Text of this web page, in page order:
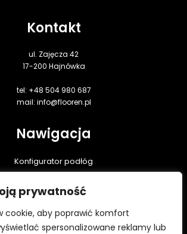
prywatność
cookie, aby poprawić komfort
spersonalizowane reklamy lub
Kontakt
ul. Zajęcza 42
17-200 Hajnówka
tel: +48 504 980 687
mail: info@flooren.pl
Nawigacja
Konfigurator podłóg
Realizacje
Praktyczna wiedza
Do pobrania